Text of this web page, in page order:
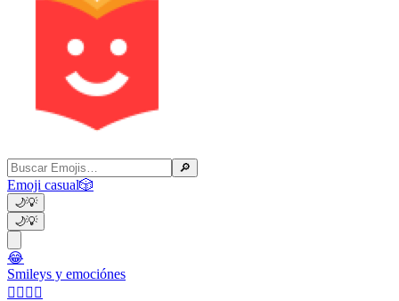
🔎
Emoji casual🎲
🌙💡
🌙💡
😂
Smileys y emociónes
👩‍❤️‍💋‍👨